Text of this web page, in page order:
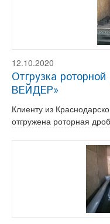
12.10.2020
Отгрузка
ВЕЙДЕР»
Клиенту из
отгружена роторная